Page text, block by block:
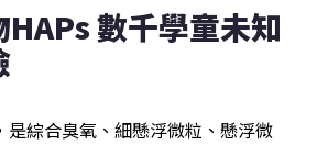
數千學童未知
是綜合臭氧、細懸浮微粒、懸浮微